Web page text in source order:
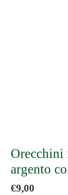
Orecchini
argento
Prezzo
€9,00